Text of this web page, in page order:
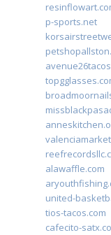
p-sports.net
alawaffle.com
united-
tios-tacos.com
cafecito-